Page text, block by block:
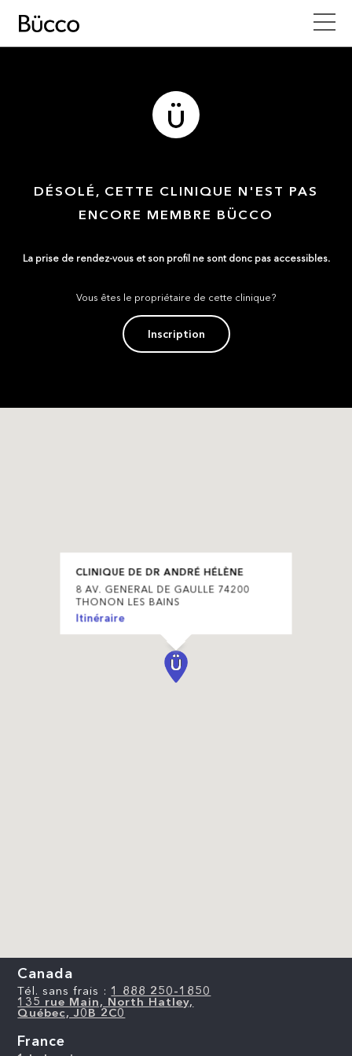
DÉSOLÉ, CETTE CLINIQUE N'EST PAS
ENCORE MEMBRE BÜCCO
La prise de rendez-vous et son profil ne sont donc pas accessibles.
Vous êtes le propriétaire de cette clinique?
Inscription
CLINIQUE DE DR ANDRÉ HÉLÈNE
8 AV. GENERAL DE GAULLE 74200
THONON LES BAINS
Itinéraire
Canada
Tél. sans frais : 1 888 250-1850
135 rue Main, North Hatley,
Québec, J0B 2C0
France